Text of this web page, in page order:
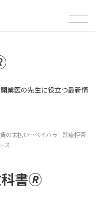
業医の先生に役立つ最新情
の未払い…ペイハラ…診療拒否
ス
科書🄬